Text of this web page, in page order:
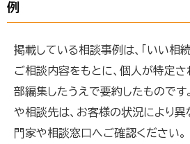
例
掲載している相談事例は、「いい相
ご相談内容をもとに、個人が特定さ
部編集したうえで要約したものです
や相談先は、お客様の状況により異
門家や相談窓口へご確認ください。